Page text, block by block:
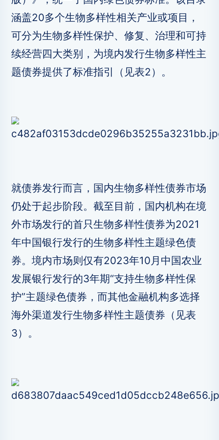
涵盖20多个生物多样性相关产业或项目，
可分为生物多样性保护、修复、治理和可持
续经营四大类别，为境内发行生物多样性主
题债券提供了标准指引（见表2）。
就债券发行而言，国内生物多样性债券市场
仍处于起步阶段。截至目前，国内机构在境
外市场发行的首只生物多样性债券为2021
年中国银行发行的生物多样性主题绿色债
券。境内市场则仅有2023年10月中国农业
发展银行发行的3年期“支持生物多样性保
护”主题绿色债券，而其他金融机构多选择
海外渠道发行生物多样性主题债券（见表
3）。